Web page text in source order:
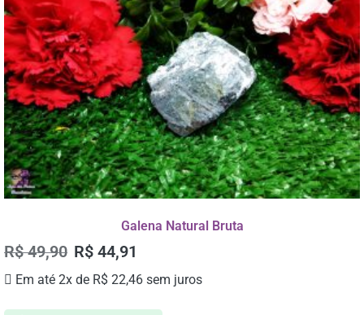
Galena Natural Bruta
R$49,90 R$ 44,91
Em até 2x de R$ 22,46 sem juros